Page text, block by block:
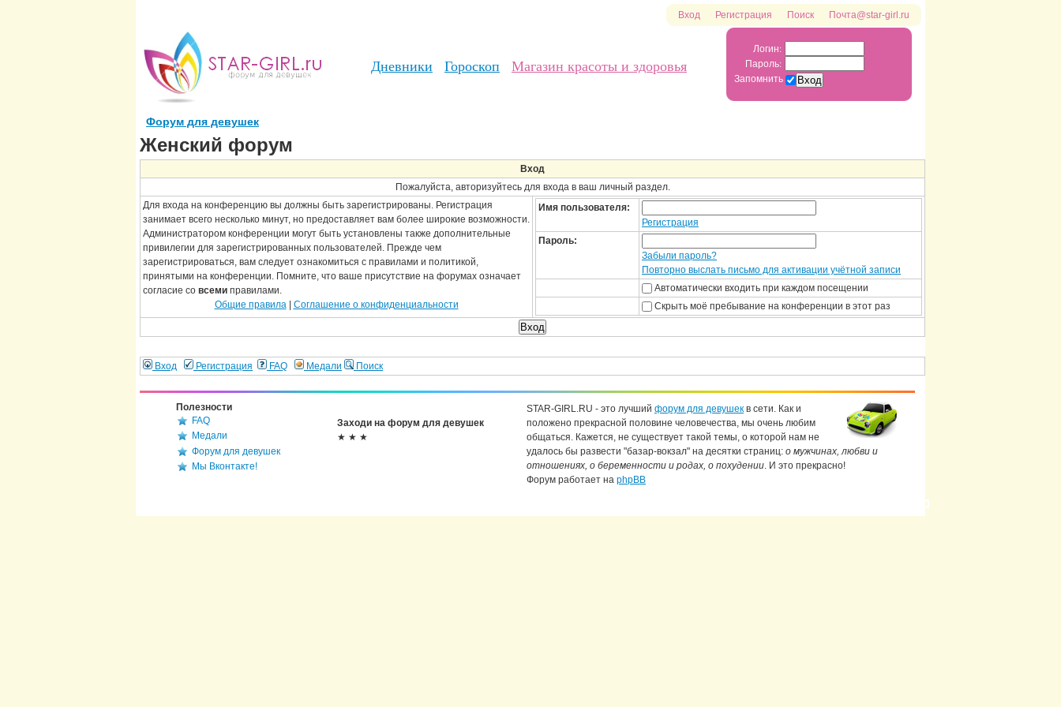
Вход Регистрация Поиск Почта@star-girl.ru
Дневники Гороскоп Магазин красоты и здоровья
Логин:
Пароль:
Запомнить
Форум для девушек
Женский форум
Вход
Пожалуйста, авторизуйтесь для входа в ваш личный раздел.
Для входа на конференцию вы должны быть зарегистрированы. Регистрация
занимает всего несколько минут, но предоставляет вам более широкие возможности.
Администратором конференции могут быть установлены также дополнительные
привилегии для зарегистрированных пользователей. Прежде чем
зарегистрироваться, вам следует ознакомиться с правилами и политикой,
принятыми на конференции. Помните, что ваше присутствие на форумах означает
согласие со всеми правилами.
Общие правила| Соглашение о конфиденциальности
Имя пользователя:
Регистрация
Пароль:
Забыли пароль?
Повторно выслать письмо для активации учётной записи
Автоматически входить при каждом посещении
Скрыть моё пребывание на конференции в этот раз
Вход Регистрация FAQ Медали Поиск
Полезности
FAQ
Медали
Форум для девушек
Мы Вконтакте!
Заходи на форум для девушек
★ ★ ★
STAR-GIRL.RU - это лучший форум для девушек в сети. Как и
положено прекрасной половине человечества, мы очень любим
общаться. Кажется, не существует такой темы, о которой нам не
удалось бы развести "базар-вокзал" на десятки страниц: о мужчинах, любви и
отношениях, о беременности и родах, о похудении. И это прекрасно!
Форум работает на phpBB